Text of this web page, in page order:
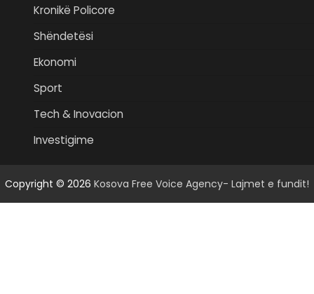
Kronikë Policore
Shëndetësi
Ekonomi
Sport
Tech & Inovacion
Investigime